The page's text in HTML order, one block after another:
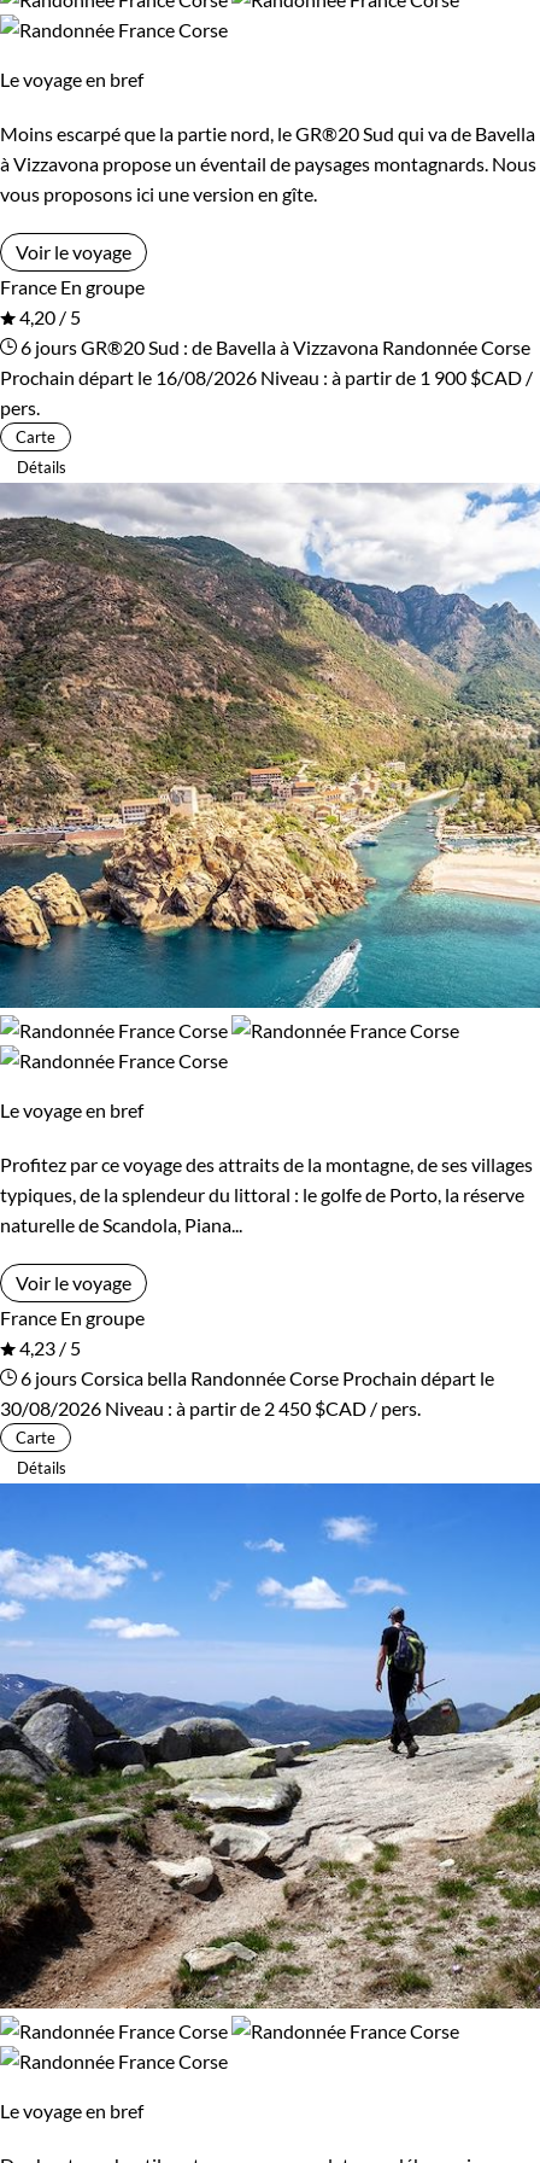
reconnecter avec la nature et l'histoire qui l'animent.
Guide de voyage Corse
Bivouac, sous tente Refuge, gîte, dortoir
Standard Supérieur
Itinérance
Itinérant Semi-itinérant
Environnement
Bord de mer et îles Forêts, collines, rivières et lacs
Montagne
Le voyage en bref
Moins escarpé que la partie nord, le GR®20 Sud qui va de Bavella
à Vizzavona propose un éventail de paysages montagnards. Nous
vous proposons ici une version en gîte.
Voir le voyage
France En groupe
4,20 / 5
6 joursGR®20 Sud : de Bavella à Vizzavona Randonnée Corse
Prochain départ le 16/08/2026 Niveau : à partir de 1 900 $CAD /
pers.
Carte
Détails
Le voyage en bref
Profitez par ce voyage des attraits de la montagne, de ses villages
typiques, de la splendeur du littoral : le golfe de Porto, la réserve
naturelle de Scandola, Piana...
Voir le voyage
France En groupe
4,23 / 5
6 joursCorsica bella Randonnée Corse Prochain départ le
30/08/2026 Niveau : à partir de 2 450 $CAD / pers.
Carte
Détails
Le voyage en bref